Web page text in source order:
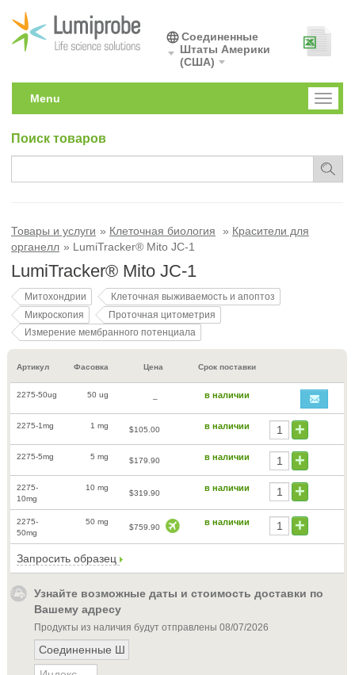
Соединенные
Штаты Америки
(США)
Toggle
Menu
Поиск товаров
Товары и услуги Клеточная биология
Красители для
органелл
LumiTracker® Mito JC-1
LumiTracker® Mito JC-1
Митохондрии
Клеточная выживаемость и апоптоз
Микроскопия
Проточная цитометрия
Измерение мембранного потенциала
Артикул Фасовка Цена Срок поставки
2275-50ug 50 ug – в наличии
2275-1mg 1 mg $105.00 в наличии
2275-5mg 5 mg $179.90 в наличии
2275-
10mg
10 mg
$319.90
в наличии
2275-
50mg
50 mg
$759.90
в наличии
Запросить образец
Узнайте возможные даты и стоимость доставки по
Вашему адресу
Продукты из наличия будут отправлены 08/07/2026